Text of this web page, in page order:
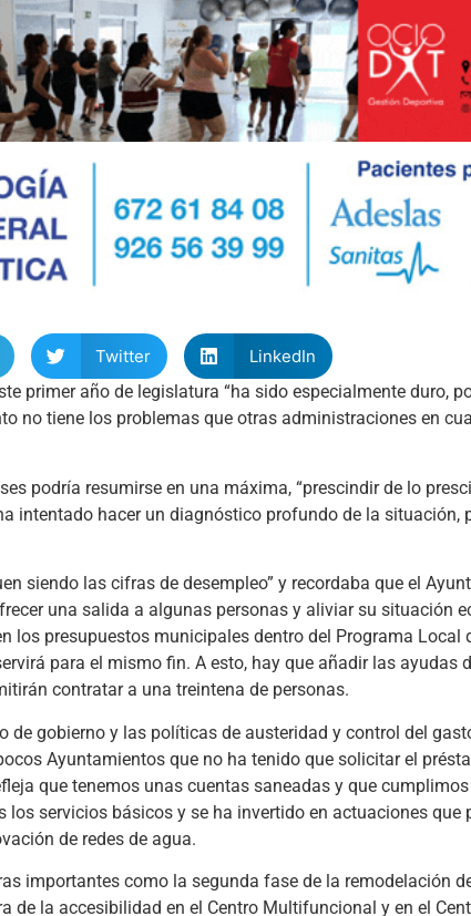
Twitter
LinkedIn
primer año de legislatura “ha sido especialmente duro,
no tiene los problemas que otras administraciones en
podría resumirse en una máxima, “prescindir de lo
intentado hacer un diagnóstico profundo de la situación,
siendo las cifras de desempleo” y recordaba que el
una salida a algunas personas y aliviar su situación
los presupuestos municipales dentro del Programa Local
para el mismo fin. A esto, hay que añadir las ayudas
contratar a una treintena de personas.
de gobierno y las políticas de austeridad y control del
Ayuntamientos que no ha tenido que solicitar el
que tenemos unas cuentas saneadas y que
servicios básicos y se ha invertido en actuaciones que
de redes de agua.
importantes como la segunda fase de la remodelación
de la accesibilidad en el Centro Multifuncional y en el